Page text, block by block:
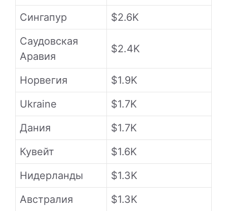
Сингапур
$2.6K
Саудовская
Аравия
$2.4K
Норвегия
$1.9K
Ukraine
$1.7K
Дания
$1.7K
Кувейт
$1.6K
Нидерланды
$1.3K
Австралия
$1.3K